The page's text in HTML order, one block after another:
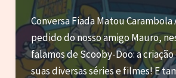
Conversa Fiada Matou
pedido do nosso amigo Mauro,
falamos de Scooby-Doo: a
suas diversas séries e filmes! E